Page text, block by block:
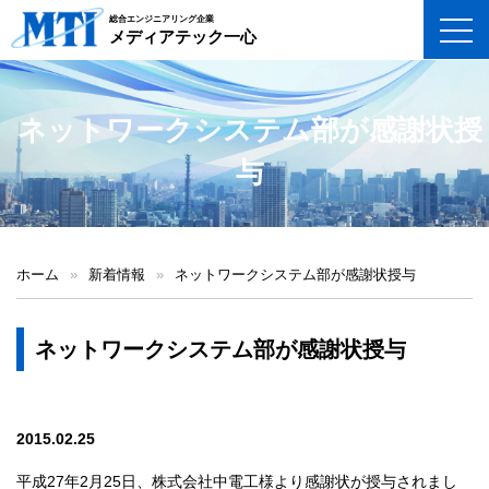
総合エンジニアリング企業
メディアテック一心
ネットワークシステム部が感謝状授
与
ホーム » 新着情報 » ネットワークシステム部が感謝状授与
ネットワークシステム部が感謝状授与
2015.02.25
平成27年2月25日、株式会社中電工様より感謝状が授与されまし